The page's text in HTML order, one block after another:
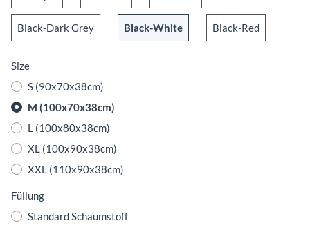
Black-Dark GreyBlack-Dark Grey
Black-WhiteBlack-White
Black-RedBlack-Red
Size
S (90x70x38cm)
M (100x70x38cm)
L (100x80x38cm)
XL (100x90x38cm)
XXL (110x90x38cm)
Füllung
Standard Schaumstoff